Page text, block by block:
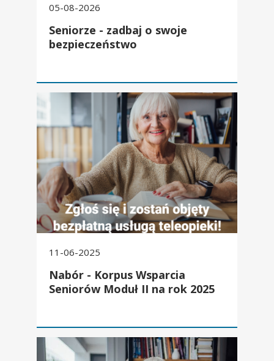
05-08-2026
Seniorze - zadbaj o swoje
bezpieczeństwo
Nabór - Korpus Wsparcia Seniorów Moduł II na rok 2025
11-06-2025
Nabór - Korpus Wsparcia
Seniorów Moduł II na rok 2025
„Korpus Wsparcia Seniorów” – Moduł II na rok 2024